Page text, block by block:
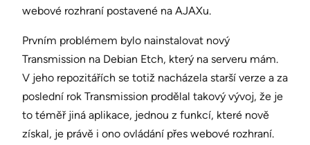
webové rozhraní postavené na AJAXu.
Prvním problémem bylo nainstalovat nový
Transmission na Debian Etch, který na serveru mám.
V jeho repozitářích se totiž nacházela starší verze a za
poslední rok Transmission prodělal takový vývoj, že je
to téměř jiná aplikace, jednou z funkcí, které nově
získal, je právě i ono ovládání přes webové rozhraní.